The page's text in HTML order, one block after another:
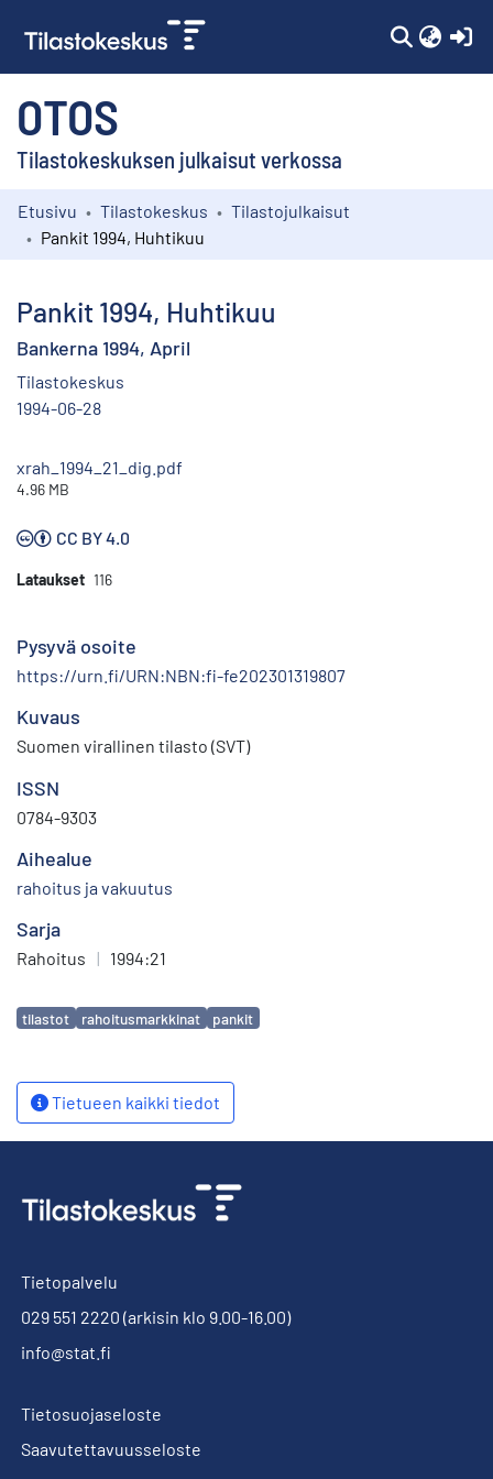
OTOS
Tilastokeskuksen julkaisut verkossa
Kokoelmat
Etusivu Tilastokeskus
Tilastojulkaisut
Pankit 1994, Huhtikuu
Pankit 1994, Huhtikuu
Bankerna 1994, April
Tilastokeskus
1994-06-28
xrah_1994_21_dig.pdf
4.96 MB
CC BY 4.0
Lataukset 116
Pysyvä osoite
https://urn.fi/URN:NBN:fi-fe202301319807
Kuvaus
Suomen virallinen tilasto (SVT)
ISSN
0784-9303
Aihealue
rahoitus ja vakuutus
Sarja
Rahoitus | 1994:21
Avainsanat
tilastot rahoitusmarkkinat pankit
Tietueen kaikki tiedot
Tietopalvelu
029 551 2220 (arkisin klo 9.00-16.00)
info@stat.fi
Tietosuojaseloste
Saavutettavuusseloste